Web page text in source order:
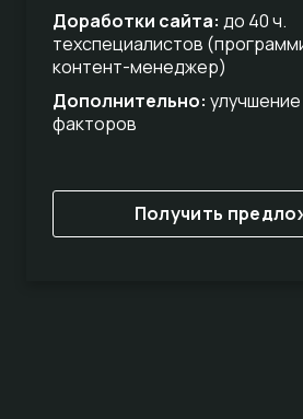
Доработки сайта: до 40 ч.
техспециалистов
контент-менеджер)
Дополнительно:
факторов
Получить